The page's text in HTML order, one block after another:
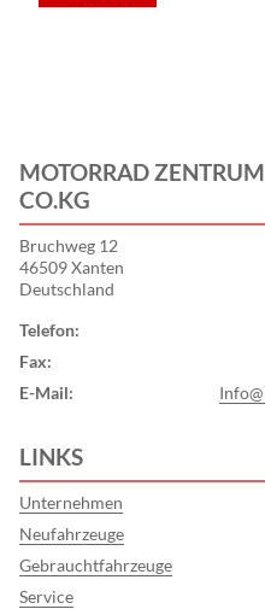
MOTORRAD
CO.KG
Bruchweg 12
46509 Xanten
Deutschland
Telefon:
Fax:
E-Mail:
LINKS
Unternehmen
Neufahrzeuge
Gebrauchtfahrzeuge
Service